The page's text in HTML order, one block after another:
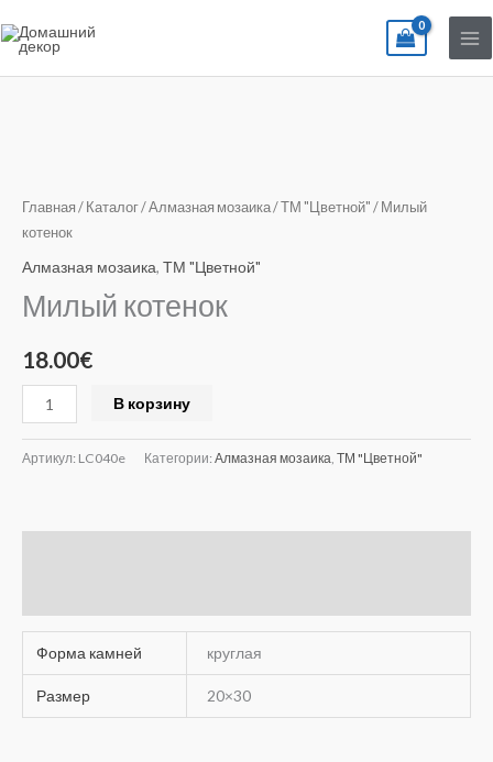
к
Главная / Каталог/Алмазная мозаика/ТМ "Цветной" / Милый
котенок
Алмазная мозаика, ТМ "Цветной"
Милый котенок
18.00€
Милый
котенок
В корзину
Артикул: LC040e Категории: Алмазная мозаика ТМ "Цветной"
Форма камней круглая
Размер 20×30